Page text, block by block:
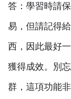
答：學習時請
易，但請記得
西，因此最好
獲得成效。別
群，這項功能